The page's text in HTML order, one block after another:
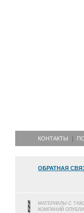
КОНТАКТЫ
ОБРАТНАЯ
МАТЕРИАЛЫ С
КОМПАНИЙ